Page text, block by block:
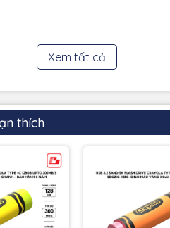
Xem tất cả
thích